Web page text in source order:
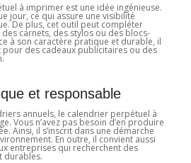
à imprimer est une idée ingénieuse.
jour, ce qui assure une visibilité
De plus, cet outil peut compléter
carnets, des stylos ou des blocs-
à son caractère pratique et durable, il
pour des cadeaux publicitaires ou des
et responsable
annuels, le calendrier perpétuel à
Vous n’avez pas besoin d’en produire
Ainsi, il s’inscrit dans une démarche
En outre, il convient aussi
entreprises qui recherchent des
durables.